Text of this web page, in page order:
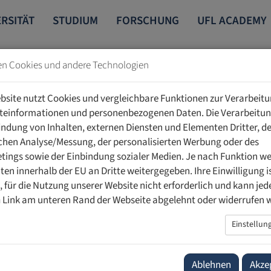
STUDIUM FORSCHUNG UFL ACADEMY
in der Medizin
folgte der Einladung der World Health Organization (WHO)
Institute of Medical Sciences (AIIMS) in Neu Delhi im
AI Literacy in Medical Education» einen Online-
«Governance Literacy and Accountability in AI-Enabled
Cookies und andere Technologien
nutzt Cookies und vergleichbare Funktionen zur
und personenbezogenen Daten. Die
von Inhalten, externen Diensten und Elementen Dritter,
Analyse/Messung, der personalisierten Werbung oder des
sowie der Einbindung sozialer Medien. Je nach Funktion
innerhalb der EU an Dritte weitergegeben. Ihre Einwilligung
die Nutzung unserer Website nicht erforderlich und kann
Link am unteren Rand der Webseite abgelehnt oder widerrufen
Ablehnen